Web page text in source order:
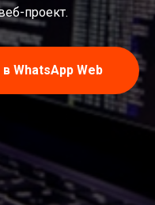
проект.
WhatsApp Web